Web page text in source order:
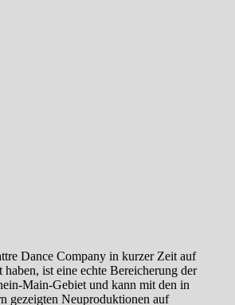
Dance Company in kurzer Zeit auf
haben, ist eine echte Bereicherung der
Main-Gebiet und kann mit den in
gezeigten Neuproduktionen auf